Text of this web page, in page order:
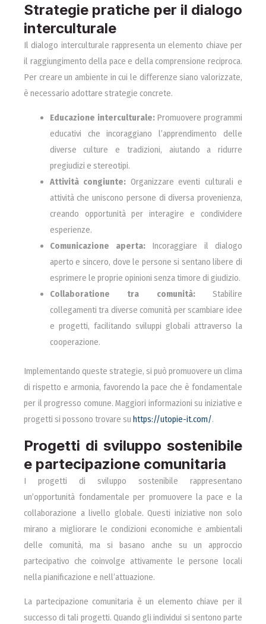
Strategie pratiche per il dialogo
interculturale
Il dialogo interculturale rappresenta un elemento chiave per
il raggiungimento della pace e della comprensione reciproca.
Per creare un ambiente in cui le differenze siano valorizzate,
è necessario adottare strategie concrete.
Educazione interculturale:Promuovere programmi
educativi che incoraggiano l’apprendimento delle
diverse culture e tradizioni, aiutando a ridurre
pregiudizi e stereotipi.
Attività congiunte: Organizzare eventi culturali e
attività che uniscono persone di diversa provenienza,
creando opportunità per interagire e condividere
esperienze.
Comunicazione aperta: Incoraggiare il dialogo
aperto e sincero, dove le persone si sentano libere di
esprimere le proprie opinioni senza timore di giudizio.
Collaboratione tra comunità:Stabilire
collegamenti tra diverse comunità per scambiare idee
e progetti, facilitando sviluppi globali attraverso la
cooperazione.
Implementando queste strategie, si può promuovere un clima
di rispetto e armonia, favorendo la pace che è fondamentale
per il progresso comune. Maggiori informazioni su iniziative e
progetti si possono trovare su https://utopie-it.com/.
Progetti di sviluppo sostenibile
e partecipazione comunitaria
I progetti di sviluppo sostenibile rappresentano
un’opportunità fondamentale per promuovere la pace e la
collaborazione a livello globale. Questi iniziative non solo
mirano a migliorare le condizioni economiche e ambientali
delle comunità, ma si basano anche su un approccio
partecipativo che coinvolge attivamente le persone locali
nella pianificazione e nell’attuazione.
La partecipazione comunitaria è un elemento chiave per il
successo di tali progetti. Quando gli individui si sentono parte